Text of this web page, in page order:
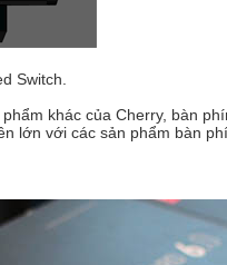
Switch.
khác của Cherry, bàn
lớn với các sản phẩm bàn